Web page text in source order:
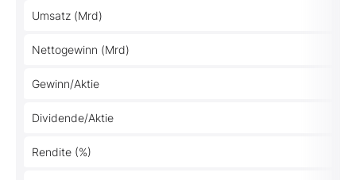
Umsatz (Mrd)
Nettogewinn (Mrd)
Gewinn/Aktie
Dividende/Aktie
Rendite (%)